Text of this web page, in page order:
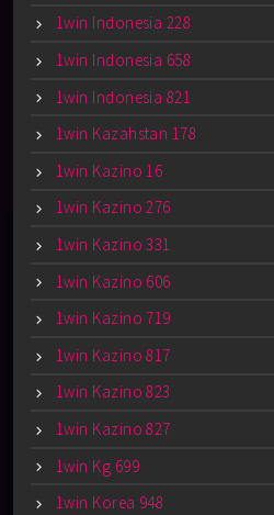
1win Indonesia 228
1win Indonesia 658
1win Indonesia 821
1win Kazahstan 178
1win Kazino 16
1win Kazino 276
1win Kazino 331
1win Kazino 606
1win Kazino 719
1win Kazino 817
1win Kazino 823
1win Kazino 827
1win Kg 699
1win Korea 948